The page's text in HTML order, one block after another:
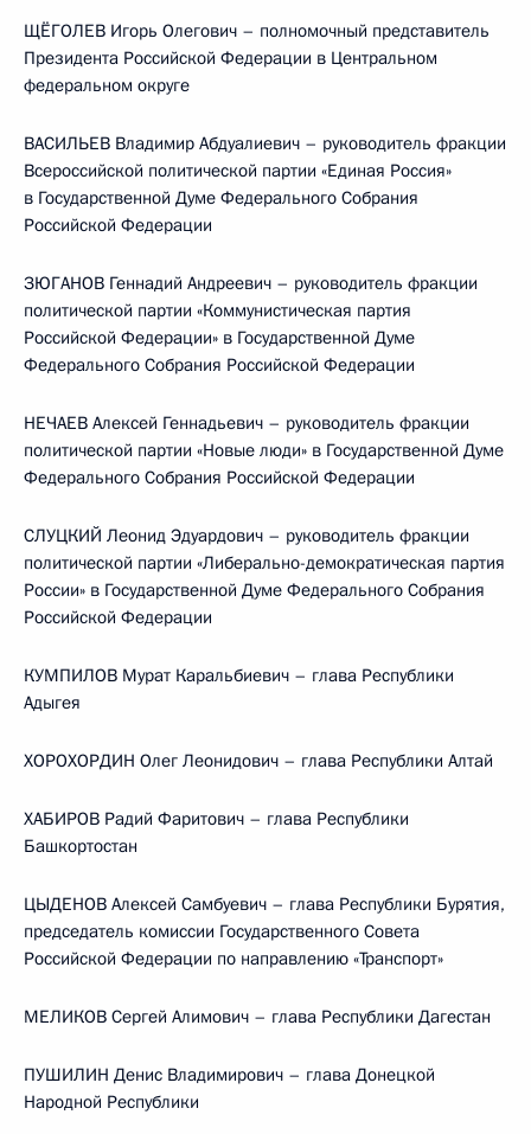
ЩЁГОЛЕВ Игорь Олегович – полномочный представитель
Президента Российской Федерации в Центральном
федеральном округе
ВАСИЛЬЕВ Владимир Абдуалиевич – руководитель фракции
Всероссийской политической партии «Единая Россия»
в Государственной Думе Федерального Собрания
Российской Федерации
ЗЮГАНОВ Геннадий Андреевич – руководитель фракции
политической партии «Коммунистическая партия
Российской Федерации» в Государственной Думе
Федерального Собрания Российской Федерации
НЕЧАЕВ Алексей Геннадьевич – руководитель фракции
политической партии «Новые люди» в Государственной Думе
Федерального Собрания Российской Федерации
СЛУЦКИЙ Леонид Эдуардович – руководитель фракции
политической партии «Либерально-демократическая партия
России» в Государственной Думе Федерального Собрания
Российской Федерации
КУМПИЛОВ Мурат Каральбиевич – глава Республики
Адыгея
ХОРОХОРДИН Олег Леонидович – глава Республики Алтай
ХАБИРОВ Радий Фаритович – глава Республики
Башкортостан
ЦЫДЕНОВ Алексей Самбуевич – глава Республики Бурятия,
председатель комиссии Государственного Совета
Российской Федерации по направлению «Транспорт»
МЕЛИКОВ Сергей Алимович – глава Республики Дагестан
ПУШИЛИН Денис Владимирович – глава Донецкой
Народной Республики